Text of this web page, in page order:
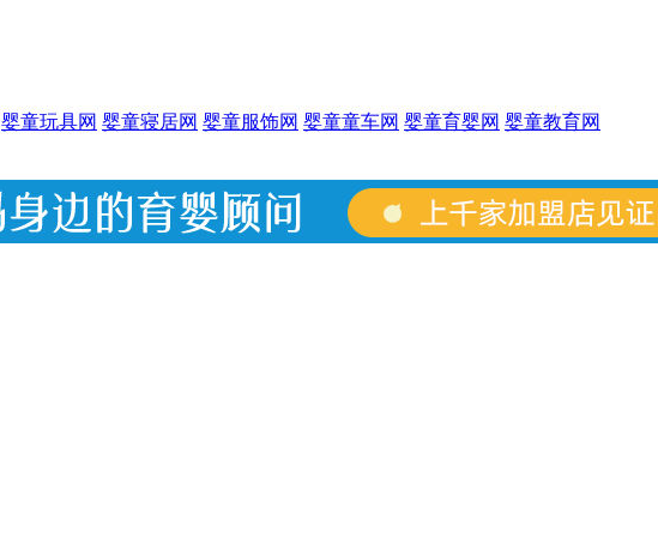
婴童玩具网 婴童寝居网 婴童服饰网 婴童童车网 婴童育婴网 婴童教育网